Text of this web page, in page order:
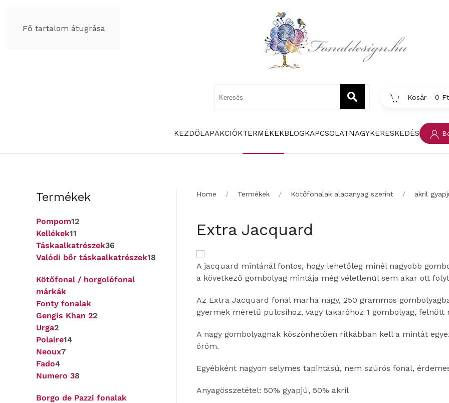
Fő tartalom átugrása
Kosár - 0 Ft
KEZDŐLAPAKCIÓKTERMÉKEKBLOGKAPCSOLATNAGYKERESKEDÉS
Termékek
Pompom12
Kellékek11
Táskaalkatrészek36
Valódi bőr táskaalkatrészek18
Kötőfonal / horgolófonal
márkák
Fonty fonalak
Gengis Khan 22
Urga2
Polaire14
Neoux7
Fado4
Numero 38
Borgo de Pazzi fonalak
Home Termékek Kötőfonalak alapanyag szerint akril
Extra Jacquard
A jacquard mintánál fontos, hogy lehetőleg minél nagyobb
a következő gombolyag mintája még véletlenül sem akar ott
Az Extra Jacquard fonal marha nagy, 250 grammos
gyermek méretű pulcsihoz, vagy takaróhoz 1 gombolyag,
A nagy gombolyagnak köszönhetően ritkábban kell a mintát
öröm.
Egyébként nagyon selymes tapintású, nem szúrós fonal,
Anyagösszetétel: 50% gyapjú, 50% akril